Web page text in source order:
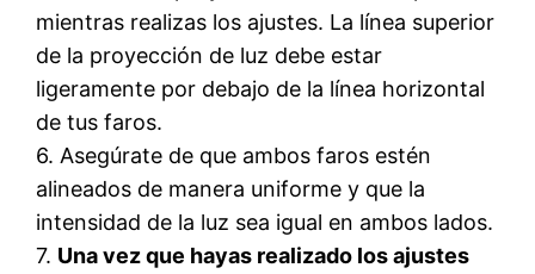
mientras realizas los ajustes. La línea superior
de la proyección de luz debe estar
ligeramente por debajo de la línea horizontal
de tus faros.
6. Asegúrate de que ambos faros estén
alineados de manera uniforme y que la
intensidad de la luz sea igual en ambos lados.
7. Una vez que hayas realizado los ajustes